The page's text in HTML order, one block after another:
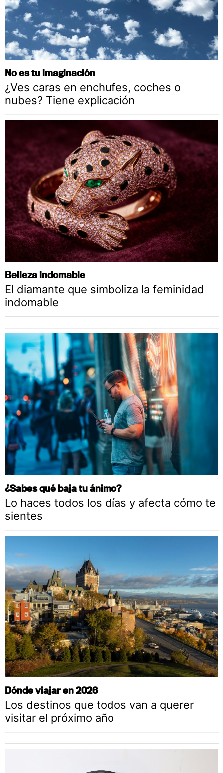
No es tu imaginación
¿Ves caras en enchufes, coches o
nubes? Tiene explicación
Belleza indomable
El diamante que simboliza la feminidad
indomable
¿Sabes qué baja tu ánimo?
Lo haces todos los días y afecta cómo te
sientes
Dónde viajar en 2026
Los destinos que todos van a querer
visitar el próximo año